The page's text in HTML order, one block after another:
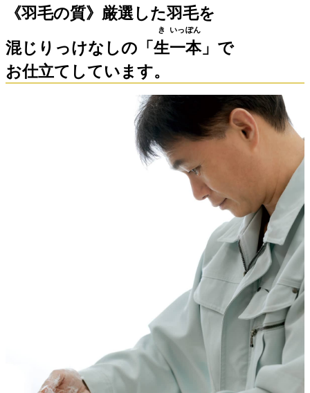
《羽毛の質》厳選した羽毛を
混じりっけなしの「生
き
一
いっ
本
ぽん
」で
お仕立てしています。